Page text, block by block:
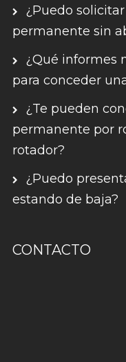
¿Puedo
permanente sin
¿Qué informes
para conceder
¿Te pueden
permanente por
rotador?
¿Puedo
estando de baja?
CONTACTO